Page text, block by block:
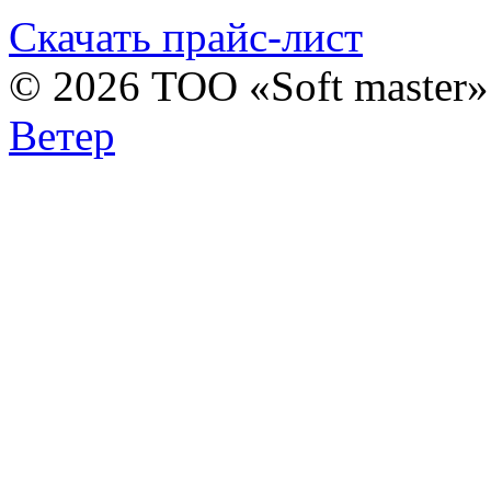
Скачать прайс-лист
© 2026 ТОО «Soft
Ветер